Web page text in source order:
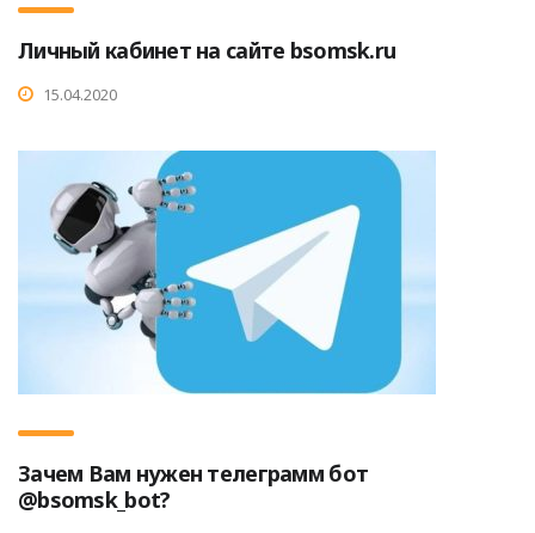
Личный кабинет на сайте bsomsk.ru
15.04.2020
Зачем Вам нужен телеграмм бот
@bsomsk_bot?